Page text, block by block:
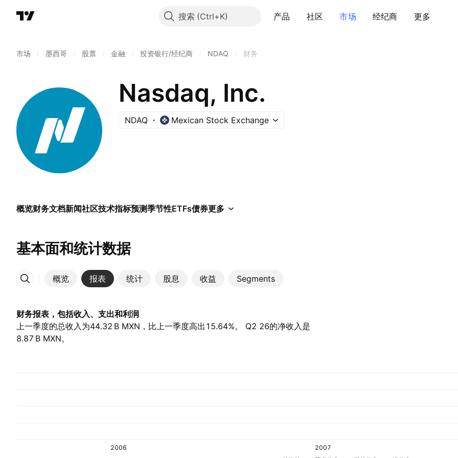
搜索 产品 社区 市场 经纪商 更多
市场 墨西哥 股票 金融 投资银行/经纪商 NDAQ 财务
Nasdaq, Inc.
NDAQ Mexican Stock Exchange
概览财务文档新闻社区技术指标预测季节性ETFs债券更多
基本面和统计数据
概览 报表 统计 股息 收益 Segments
更多
财务报表，包括收入、支出和利润
上一季度的总收入为‪44.32 B‬ MXN，比上一季度高出15.64%。 Q2 26的净收入是‪
8.87 B‬ MXN。
2006
2007